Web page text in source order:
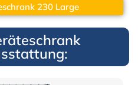
230 Large